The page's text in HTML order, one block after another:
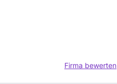
Firma bewerten